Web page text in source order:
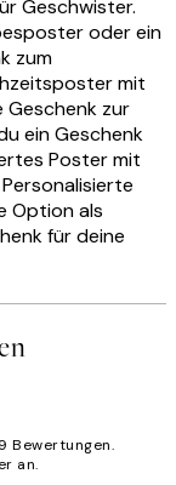
Geschwister.
oder ein
zum
mit
zur
ein Geschenk
Poster mit
Option als
für deine
Bewertungen.
an.